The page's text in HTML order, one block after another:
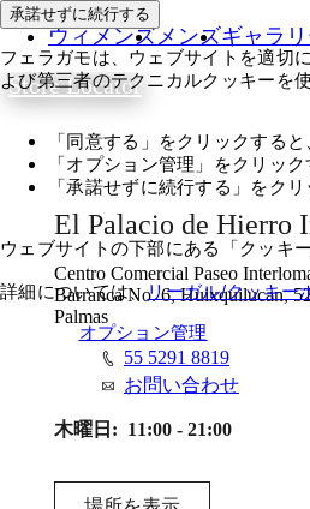
ウィメンズメンズギャラ
Store Locator
El Palacio de Hierro
Centro Comercial Paseo
Barranca No. 6, Huixquilucan,
Palmas
55 5291 8819
お問い合わせ
木曜日: 11:00 - 21:00
承諾せずに続行する
フェラガモは、ウェブサイトを適切
よび第三者のテクニカルクッキーを
「同意する」をクリックする
「オプション管理」をクリッ
「承諾せずに続行する」をク
ウェブサイトの下部にある「クッキ
詳細については、リーガル/クッキー
オプション管理